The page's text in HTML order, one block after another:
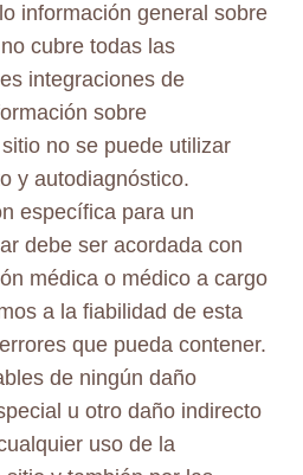
información general sobre
cubre todas las
integraciones de
sobre
no se puede utilizar
y autodiagnóstico.
específica para un
debe ser acordada con
médica o médico a cargo
a la fiabilidad de esta
que pueda contener.
de ningún daño
u otro daño indirecto
uso de la